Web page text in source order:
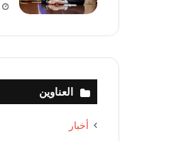
العناوين
أخبار